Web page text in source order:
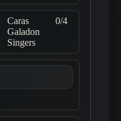
Caras
Galadon
Singers
0/4